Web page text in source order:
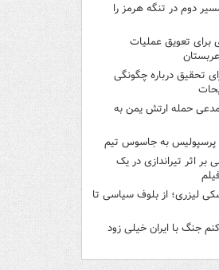
دوم در تنگه هرمز را
برای تعویق عملیات
تحقیق درباره چگونگی
حمله ارتش یمن به
به جاسوس تیم
بر اثر تیراندازی در یک
لیزری؛ از بلوف سیاسی تا
جنگ با ایران خیلی زود